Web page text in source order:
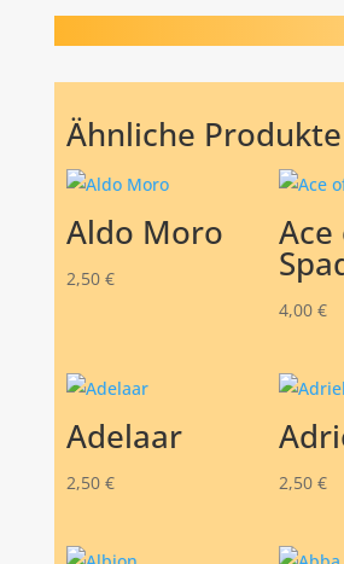
Ähnliche Produkte
Aldo Moro
2,50 €
Ace
4,00 €
Adelaar
2,50 € 2,50 €